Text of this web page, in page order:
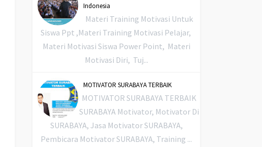
Indonesia
Materi Training Motivasi Untuk
Siswa Ppt ,Materi Training Motivasi Pelajar,
Materi Motivasi Siswa Power Point, Materi
Motivasi Diri, Tuj...
MOTIVATOR SURABAYA TERBAIK
MOTIVATOR SURABAYA TERBAIK
SURABAYA Motivator, Motivator Di
SURABAYA, Jasa Motivator SURABAYA,
Pembicara Motivator SURABAYA, Training ...